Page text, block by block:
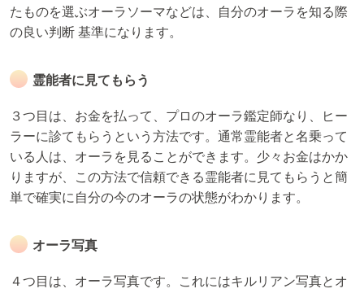
たものを選ぶオーラソーマなどは、自分のオーラを知る際
の良い判断 基準になります。
霊能者に見てもらう
３つ目は、お金を払って、プロのオーラ鑑定師なり、ヒー
ラーに診てもらうという方法です。通常霊能者と名乗って
いる人は、オーラを見ることができます。少々お金はかか
りますが、この方法で信頼できる霊能者に見てもらうと簡
単で確実に自分の今のオーラの状態がわかります。
オーラ写真
４つ目は、オーラ写真です。これにはキルリアン写真とオ